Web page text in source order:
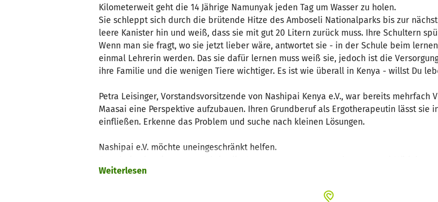
Kilometerweit geht die 14 Jährige Namunyak jeden Tag um Wasser zu holen.
Sie schleppt sich durch die brütende Hitze des Amboseli Nationalparks bis zur
leere Kanister hin und weiß, dass sie mit gut 20 Litern zurück muss. Ihre Schultern
Wenn man sie fragt, wo sie jetzt lieber wäre, antwortet sie - in der Schule beim
einmal Lehrerin werden. Das sie dafür lernen muss weiß sie, jedoch ist die
ihre Familie und die wenigen Tiere wichtiger. Es ist wie überall in Kenya - willst Du
Petra Leisinger, Vorstandsvorsitzende von Nashipai Kenya e.V., war bereits mehrfach
Maasai eine Perspektive aufzubauen. Ihren Grundberuf als Ergotherapeutin lässt sie
einfließen. Erkenne das Problem und suche nach kleinen Lösungen.
Nashipai e.V. möchte uneingeschränkt helfen.
auf ihre Zukunft in Kenya zu konzentrieren. Es geht um ein Leben in Kenya -
Weiterlesen